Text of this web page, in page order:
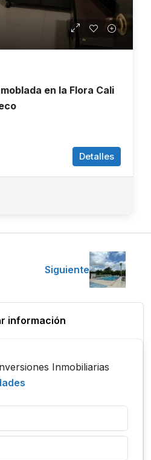
en la Flora Cali
Detalles
Siguiente
información
Inmobiliarias